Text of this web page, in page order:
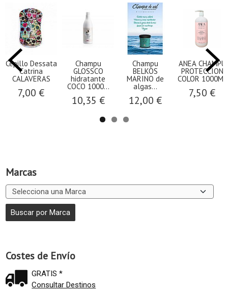
Marcas
Costes de Envío
GRATIS *
Consultar Destinos
Cepillo Dessata
Catrina
CALAVERAS
7,00 €
Champu
GLOSSCO
hidratante
COCO 1000...
10,35 €
Champu
BELKOS
MARINO de
algas...
12,00 €
ANEA CHAMPU
PROTECCION
COLOR 1000ML
7,50 €